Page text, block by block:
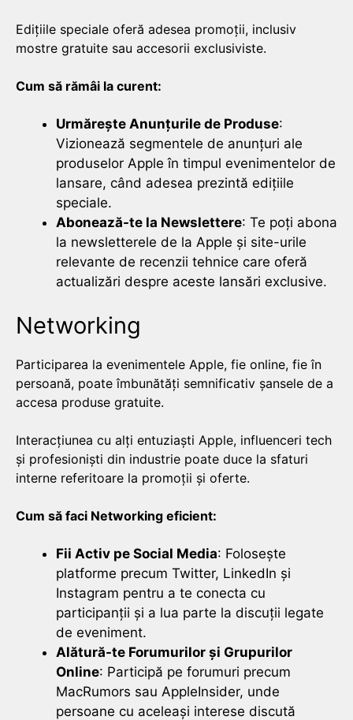
Edițiile speciale oferă adesea promoții, inclusiv
mostre gratuite sau accesorii exclusiviste.
Cum să rămâi la curent:
Urmărește Anunțurile de Produse:
Vizionează segmentele de anunțuri ale
produselor Apple în timpul evenimentelor de
lansare, când adesea prezintă edițiile
speciale.
Abonează-te la Newslettere: Te poți abona
la newsletterele de la Apple și site-urile
relevante de recenzii tehnice care oferă
actualizări despre aceste lansări exclusive.
Networking
Participarea la evenimentele Apple, fie online, fie în
persoană, poate îmbunătăți semnificativ șansele de a
accesa produse gratuite.
Interacțiunea cu alți entuziaști Apple, influenceri tech
și profesioniști din industrie poate duce la sfaturi
interne referitoare la promoții și oferte.
Cum să faci Networking eficient:
Fii Activ pe Social Media: Folosește
platforme precum Twitter, LinkedIn și
Instagram pentru a te conecta cu
participanții și a lua parte la discuții legate
de eveniment.
Alătură-te Forumurilor și Grupurilor
Online: Participă pe forumuri precum
MacRumors sau AppleInsider, unde
persoane cu aceleași interese discută